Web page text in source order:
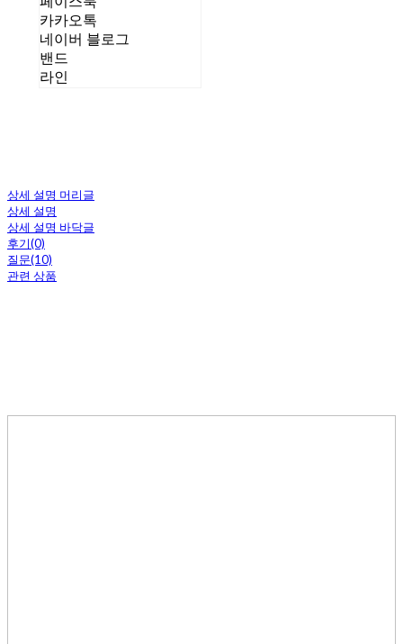
카카오톡
네이버 블로그
밴드
라인
상세 설명 머리글
상세 설명
상세 설명 바닥글
후기(0)
질문(10)
관련 상품